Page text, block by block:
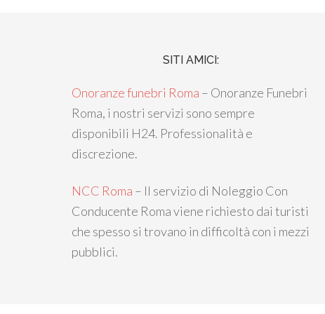
SITI AMICI:
Onoranze funebri Roma – Onoranze Funebri
Roma, i nostri servizi sono sempre
disponibili H24. Professionalità e
discrezione.
NCC Roma – Il servizio di Noleggio Con
Conducente Roma viene richiesto dai turisti
che spesso si trovano in difficoltà con i mezzi
pubblici.